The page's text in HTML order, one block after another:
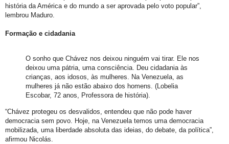
história da América e do mundo a ser aprovada pelo voto popular”,
lembrou Maduro.
Formação e cidadania
O sonho que Chávez nos deixou ninguém vai tirar. Ele nos
deixou uma pátria, uma consciência. Deu cidadania às
crianças, aos idosos, às mulheres. Na Venezuela, as
mulheres já não estão abaixo dos homens. (Lobelia
Escobar, 72 anos, Professora de história).
“Chávez protegeu os desvalidos, entendeu que não pode haver
democracia sem povo. Hoje, na Venezuela temos uma democracia
mobilizada, uma liberdade absoluta das ideias, do debate, da política”,
afirmou Nicolás.